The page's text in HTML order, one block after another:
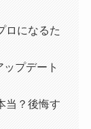
ロになるた
プデート
当？後悔す